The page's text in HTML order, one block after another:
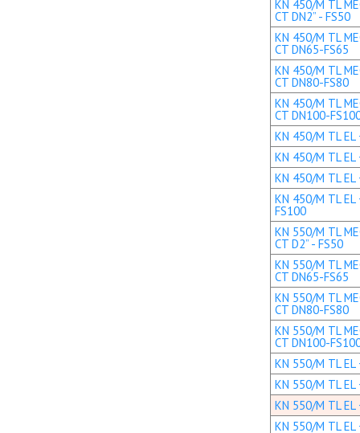
KN 450/M TL
CT DN2” - FS50
KN 450/M TL
CT DN65-FS65
KN 450/M TL
CT DN80-FS80
KN 450/M TL
CT DN100-
KN 450/M TL EL
KN 450/M TL EL
KN 450/M TL EL
KN 450/M TL EL
FS100
KN 550/M TL
CT D2” - FS50
KN 550/M TL
CT DN65-FS65
KN 550/M TL
CT DN80-FS80
KN 550/M TL
CT DN100-
KN 550/M TL EL
KN 550/M TL EL
KN 550/M TL EL
KN 550/M TL EL